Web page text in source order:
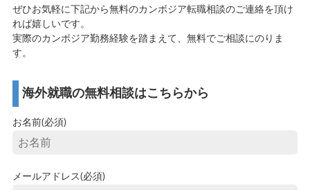
ぜひお気軽に下記から無料のカンボジア転職相談のご連絡を頂け
れば嬉しいです。
実際のカンボジア勤務経験を踏まえて、無料でご相談にのりま
す。
海外就職の無料相談はこちらから
お名前(必須)
メールアドレス(必須)